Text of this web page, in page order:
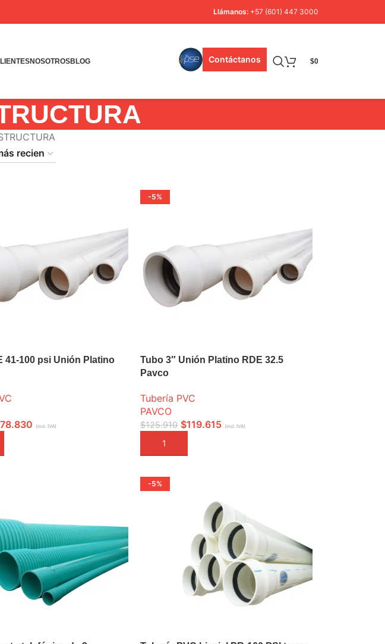
Llámanos: +57 (601) 447 3000
NOSOTROSBLOG Contáctanos $0
41-100 psi Unión Platino
78.830 (incl. IVA)
CESTA
-5%
Tubo 3″ Unión Platino RDE 32.5
Pavco
Tubería PVC
PAVCO
$125.910 $119.615 (incl. IVA)
AÑADIR A LA CESTA
-5%